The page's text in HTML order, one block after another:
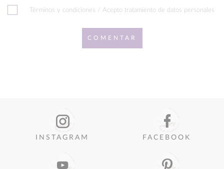
Términos y condiciones / Acepto tratamiento de datos personales
COMENTAR
INSTAGRAM FACEBOOK